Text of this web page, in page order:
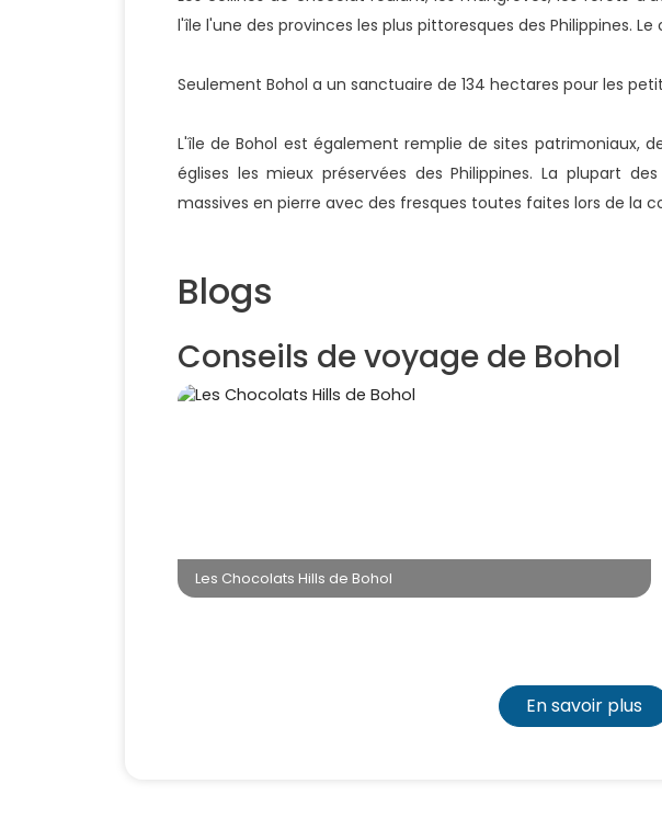
l'île l'une des provinces les plus pittoresques des Philippines.
Seulement Bohol a un sanctuaire de 134 hectares pour les
L'île de Bohol est également remplie de sites patrimoniaux,
églises les mieux préservées des Philippines. La plupart
massives en pierre avec des fresques toutes faites lors de la
Blogs
Conseils de voyage de Bohol
Les Chocolats Hills de Bohol
En savoir plus